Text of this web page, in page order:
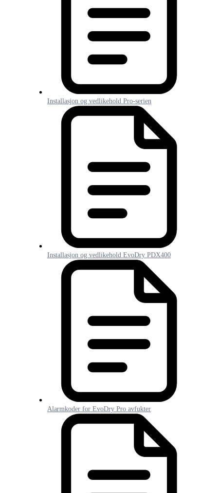
Installasjon og vedlikehold Pro-serien
Installasjon og vedlikehold EvoDry PDX400
Alarmkoder for EvoDry Pro avfukter